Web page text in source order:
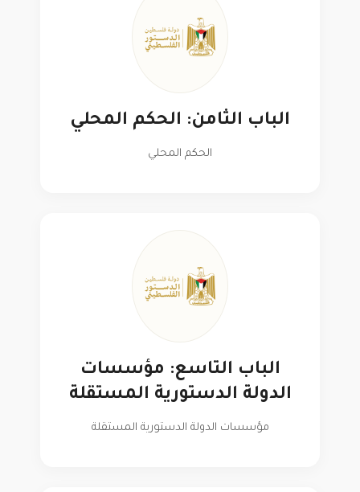
الباب الثامن: الحكم المحلي
الحكم المحلي
الباب التاسع: مؤسسات
الدولة الدستورية المستقلة
مؤسسات الدولة الدستورية المستقلة